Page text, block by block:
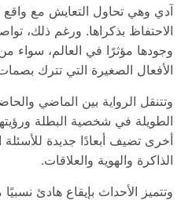
آدي وهي تحاول التعايش مع
الاحتفاظ بذكراها. ورغم ذلك،
وجودها مؤثرًا في العالم، سواء
الأفعال الصغيرة التي تترك
وتتنقل الرواية بين الماضي
الطويلة في شخصية البطلة
أخرى تضيف أبعادًا جديدة للأسئلة
الذاكرة والهوية والعلاقات.
وتتميز الأحداث بإيقاع هادئ نسبيًا